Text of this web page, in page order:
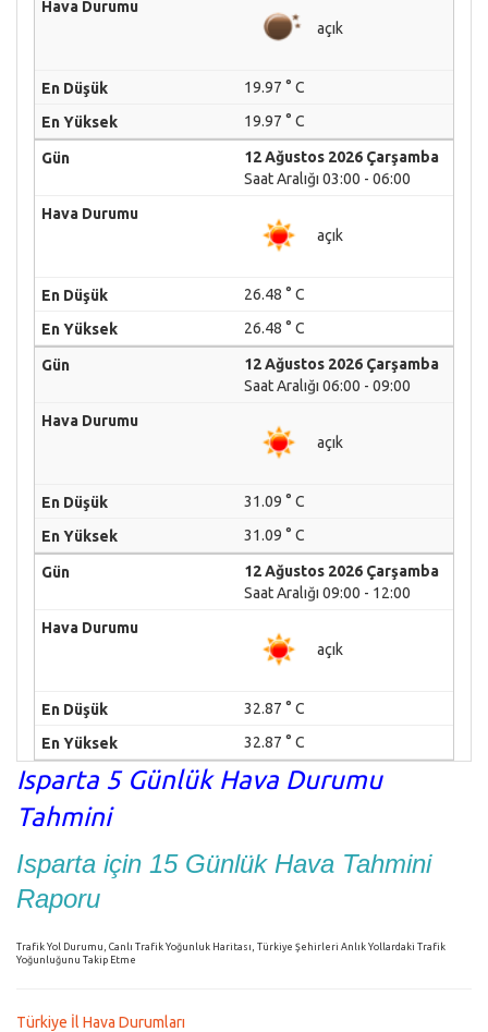
açık
19.97 ° C
19.97 ° C
12 Ağustos 2026 Çarşamba
Saat Aralığı 03:00 - 06:00
açık
26.48 ° C
26.48 ° C
12 Ağustos 2026 Çarşamba
Saat Aralığı 06:00 - 09:00
açık
31.09 ° C
31.09 ° C
12 Ağustos 2026 Çarşamba
Saat Aralığı 09:00 - 12:00
açık
32.87 ° C
32.87 ° C
Isparta 5 Günlük Hava Durumu
Tahmini
Isparta için 15 Günlük Hava Tahmini
Raporu
Trafik Yol Durumu, Canlı Trafik Yoğunluk Haritası, Türkiye Şehirleri Anlık Yollardaki Trafik
Yoğunluğunu Takip Etme
Türkiye İl Hava Durumları